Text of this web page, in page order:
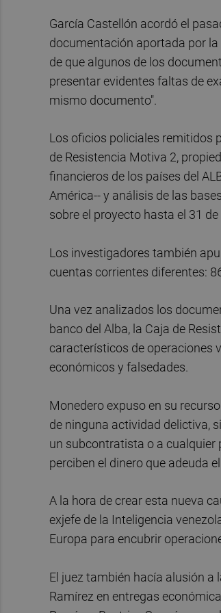
García Castellón acordó el
documentación aportada por la
de que algunos de los
presentar evidentes faltas de
mismo documento".
Los oficios policiales remitidos
de Resistencia Motiva 2,
financieros de los países del
América-- y análisis de las
sobre el proyecto hasta el 31
Los investigadores también
cuentas corrientes diferentes:
Una vez analizados los
banco del Alba, la Caja de
característicos de operaciones
económicos y falsedades.
Monedero expuso en su
de ninguna actividad delictiva,
un subcontratista o a cualquier
perciben el dinero que adeuda
A la hora de crear esta nueva
exjefe de la Inteligencia
Europa para encubrir
El juez también hacía alusión a
Ramírez en entregas